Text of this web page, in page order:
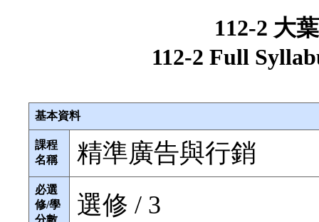
112-2 大
112-2 Full
基本資料
課程
名稱
精準廣告與行銷
必選
修/學
分數
選修 / 3